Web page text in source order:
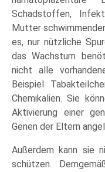
Schadstoffen,
Mutter
es, nur nützliche
das Wachstum
nicht alle
Beispiel
Chemikalien. Sie
Aktivierung einer
Genen der Eltern
Außerdem kann sie
schützen.